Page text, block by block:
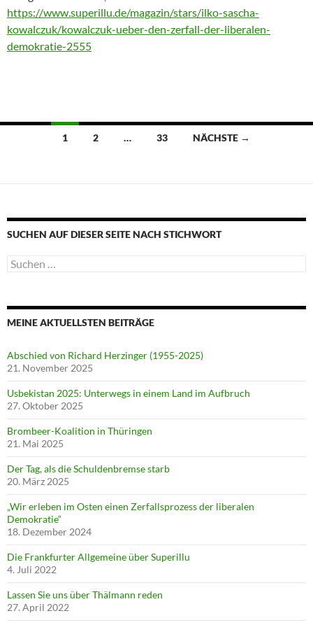
https://www.superillu.de/magazin/stars/ilko-sascha-
kowalczuk/kowalczuk-ueber-den-zerfall-der-liberalen-
demokratie-2555
Beitragsnavigation
1 2 … 33 NÄCHSTE →
SUCHEN AUF DIESER SEITE NACH STICHWORT
Suche
nach:
MEINE AKTUELLSTEN BEITRÄGE
Abschied von Richard Herzinger (1955-2025)
21. November 2025
Usbekistan 2025: Unterwegs in einem Land im Aufbruch
27. Oktober 2025
Brombeer-Koalition in Thüringen
21. Mai 2025
Der Tag, als die Schuldenbremse starb
20. März 2025
„Wir erleben im Osten einen Zerfallsprozess der liberalen
Demokratie“
18. Dezember 2024
Die Frankfurter Allgemeine über Superillu
4. Juli 2022
Lassen Sie uns über Thälmann reden
27. April 2022